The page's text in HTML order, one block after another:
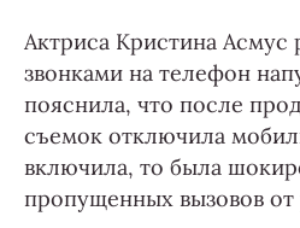
Актриса Кристина Асмус
звонками на телефон
пояснила, что после
съемок отключила
включила, то была
пропущенных вызовов от